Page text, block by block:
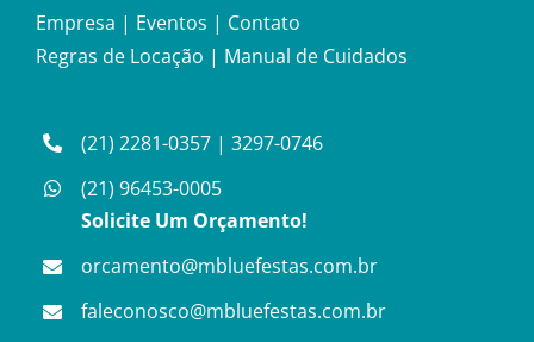
Empresa | Eventos | Contato
Regras de Locação | Manual de Cuidados
(21) 2281-0357 |3297-0746
(21) 96453-0005
Solicite Um Orçamento!
orcamento@mbluefestas.com.br
faleconosco@mbluefestas.com.br